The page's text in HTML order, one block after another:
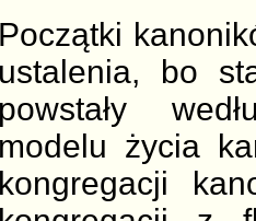
Początki
ustalenia, bo
powstały
modelu życia
kongregacji